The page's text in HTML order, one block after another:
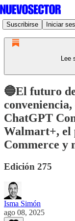
Suscribirse Iniciar
Lee
🔵El futuro
ChatGPT
Walmart+, el
Commerce y
Edición 275
Isma Simón
ago 08, 2025